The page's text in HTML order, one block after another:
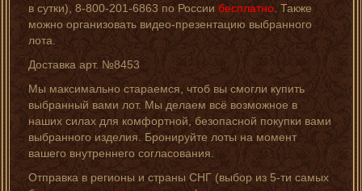
в сутки), 8-800-201-6863 по Россиибесплатно. Также
можно организовать видео-презентацию выбранного
лота.
Доставка арт. №8453
Мы максимально стараемся, чтоб вы смогли купить
выбранный вами лот. Мы делаем всё возможное в
наших силах для комфортной, безопасной покупки вами
выбранного изделия. Бронируйте лоты на момент
вашего внутреннего согласования.
Отправка в регионы и страны СНГ (выбор из 5-ти самых